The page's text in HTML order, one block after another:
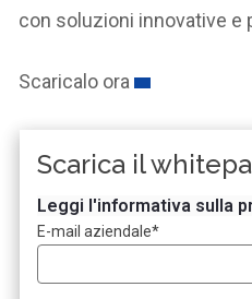
con soluzioni innovative e
Scaricalo ora
Scarica il
Leggi l'informativa sulla
E-mail aziendale*